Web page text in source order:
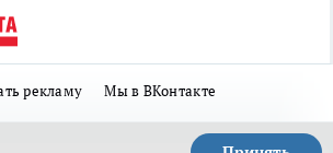
рекламу Мы в ВКонтакте